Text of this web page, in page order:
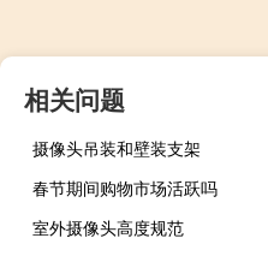
相关问题
摄像头吊装和壁装支架
春节期间购物市场活跃吗
室外摄像头高度规范